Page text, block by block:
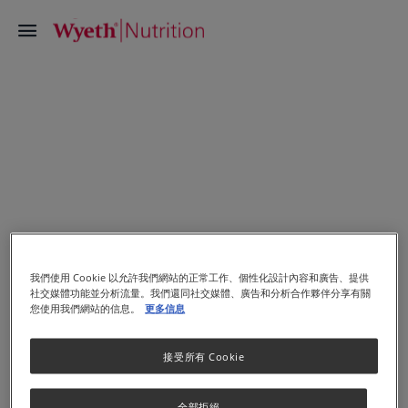
我們使用 Cookie 以允許我們網站的正常工作、個性化設計內容和廣告、提供
社交媒體功能並分析流量。我們還同社交媒體、廣告和分析合作夥伴分享有關
您使用我們網站的信息。
更多信息
接受所有 Cookie